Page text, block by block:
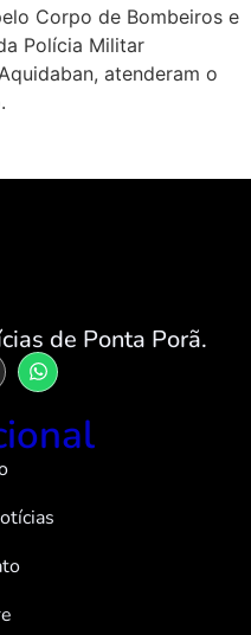
Corpo de Bombeiros e
Polícia Militar
atenderam o
de Ponta Porã.